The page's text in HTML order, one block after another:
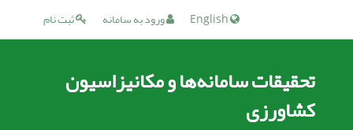
ثبت نام ورود به سامانه
تحقیقات سامانه‌ها و مکانیزاسیون
کشاورزی